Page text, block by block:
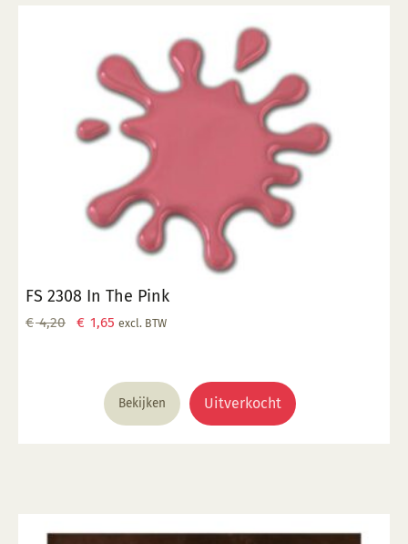
FS 2308 In The Pink
€4,20
Oorspronkelijke
€ 4,20.
€ 1,65 Huidige
€ 1,65.
excl. BTW
Bekijken Uitverkocht